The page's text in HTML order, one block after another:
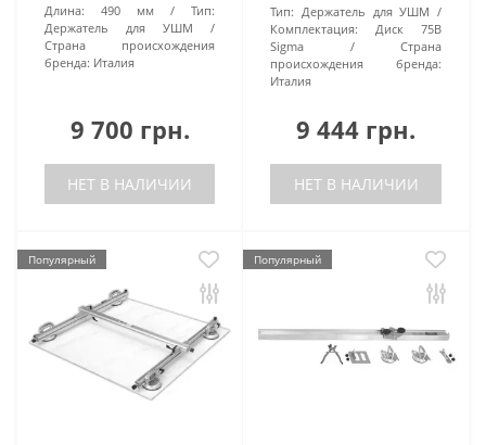
Длина: 490 мм
Тип:
Держатель для УШМ
Страна происхождения
бренда: Италия
9 700 грн.
НЕТ В НАЛИЧИИ
Тип: Держатель для УШМ
Комплектация:
Диск 75В
Sigma
Страна
происхождения бренда:
Италия
9 444 грн.
НЕТ В НАЛИЧИИ
Популярный Популярный